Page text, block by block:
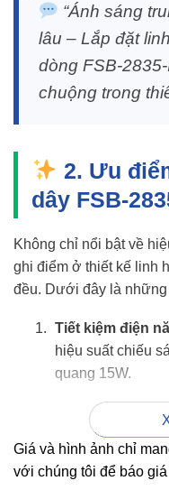
“Ánh sáng
lâu – Lắp đặt
dòng FSB-
chuộng trong
2. Ưu
dây FSB-
Không chỉ nổi bật về
ghi điểm ở thiết kế linh
đều. Dưới đây là những
Tiết kiệm điện
hiệu suất chiếu
quang 15W.
Tuổi thọ cao:
giảm tần suất
Ánh sáng trung
sắc tự nhiên, phù
Giá và hình ảnh chỉ
với chúng tôi để báo